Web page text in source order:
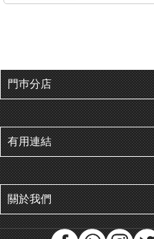
門巿分店
有用連結
關於我們